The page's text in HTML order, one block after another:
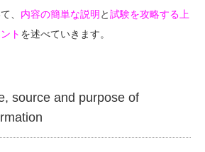
、 内容の簡単な説明 と試験を攻略する上
ト を述べていきます。
source and purpose of